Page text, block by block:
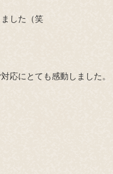
した（笑
応にとても感動しました。